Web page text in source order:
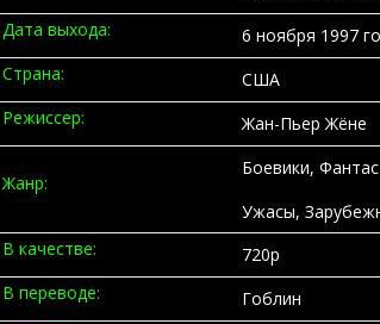
Дата выхода:
6 ноября 1997
Страна:
США
Режиссер:
Жан-Пьер Жёне
Жанр:
Боевики,
Ужасы,
В качестве:
720p
В переводе:
Гоблин